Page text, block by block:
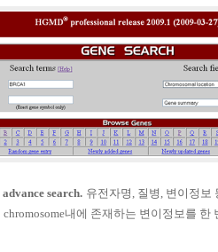
advance search. 유전자명 , 질병 , 변이정보
chromosome내에 존재하는 변이정보를 한